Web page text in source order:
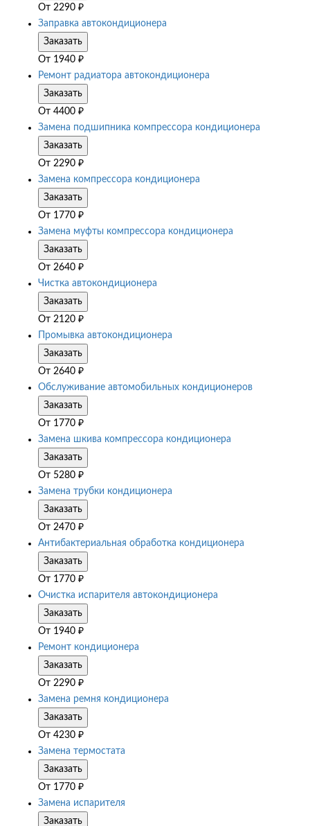
От 2290 ₽
Заправка автокондиционера
Заказать
От 1940 ₽
Ремонт радиатора автокондиционера
Заказать
От 4400 ₽
Замена подшипника компрессора кондиционера
Заказать
От 2290 ₽
Замена компрессора кондиционера
Заказать
От 1770 ₽
Замена муфты компрессора кондиционера
Заказать
От 2640 ₽
Чистка автокондиционера
Заказать
От 2120 ₽
Промывка автокондиционера
Заказать
От 2640 ₽
Обслуживание автомобильных кондиционеров
Заказать
От 1770 ₽
Замена шкива компрессора кондиционера
Заказать
От 5280 ₽
Замена трубки кондиционера
Заказать
От 2470 ₽
Антибактериальная обработка кондиционера
Заказать
От 1770 ₽
Очистка испарителя автокондиционера
Заказать
От 1940 ₽
Ремонт кондиционера
Заказать
От 2290 ₽
Замена ремня кондиционера
Заказать
От 4230 ₽
Замена термостата
Заказать
От 1770 ₽
Замена испарителя
Заказать